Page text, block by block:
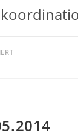
FÜR